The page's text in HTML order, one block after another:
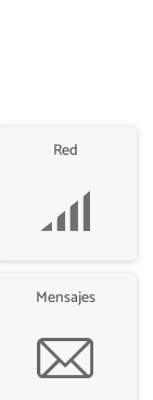
Red
Mensajes